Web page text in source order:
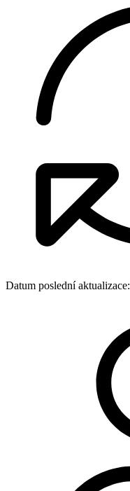
Datum poslední aktualizace: